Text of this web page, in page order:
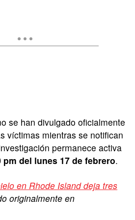
se han divulgado oficialmente
víctimas mientras se notifican
permanece activa
pm del lunes 17 de febrero.
en Rhode Island deja tres
originalmente en